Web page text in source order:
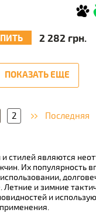
2 282 грн.
ПОКАЗАТЬ ЕЩЕ
2 Последняя
стилей являются
Их популярность
Летние и зимние
и